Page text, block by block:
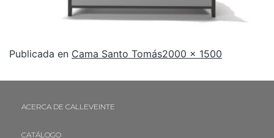
Publicada en Cama Santo Tomás2000 × 1500
ACERCA DE CALLEVEINTE
CATÁLOGO